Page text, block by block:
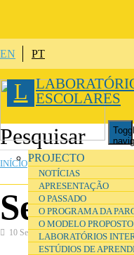
EN PT
L ESCOLARES
PROJECTO
NOTÍCIAS
APRESENTAÇÃO
O PASSADO
O PROGRAMA DA
O MODELO
LABORATÓRIOS
ESTÚDIOS DE
ESTÁ AQUI
INÍCIO»ORGANIZAÇÃO E
Sessão 2
10 Setembro 2016